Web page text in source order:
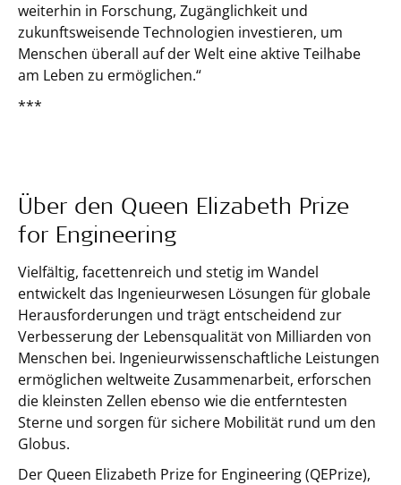
weiterhin in Forschung, Zugänglichkeit und
zukunftsweisende Technologien investieren, um
Menschen überall auf der Welt eine aktive Teilhabe
am Leben zu ermöglichen.“
***
Über den Queen Elizabeth Prize
for Engineering
Vielfältig, facettenreich und stetig im Wandel
entwickelt das Ingenieurwesen Lösungen für globale
Herausforderungen und trägt entscheidend zur
Verbesserung der Lebensqualität von Milliarden von
Menschen bei. Ingenieurwissenschaftliche Leistungen
ermöglichen weltweite Zusammenarbeit, erforschen
die kleinsten Zellen ebenso wie die entferntesten
Sterne und sorgen für sichere Mobilität rund um den
Globus.
Der Queen Elizabeth Prize for Engineering (QEPrize),